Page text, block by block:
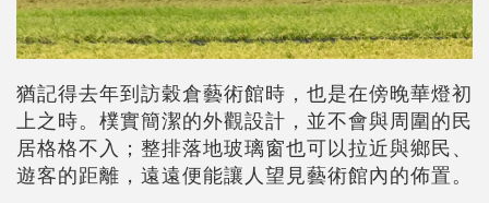
猶記得去年到訪穀倉藝術館時，也是在傍晚華燈初
上之時。樸實簡潔的外觀設計，並不會與周圍的民
居格格不入；整排落地玻璃窗也可以拉近與鄉民、
遊客的距離，遠遠便能讓人望見藝術館內的佈置。